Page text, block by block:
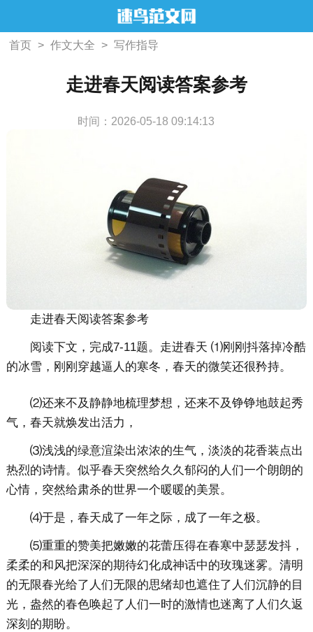
首页 > 作文大全 > 写作指导
走进春天阅读答案参考
时间：2026-05-18 09:14:13
走进春天阅读答案参考
阅读下文，完成7-11题。走进春天 ⑴刚刚抖落掉冷酷
的冰雪，刚刚穿越逼人的寒冬，春天的微笑还很矜持。
⑵还来不及静静地梳理梦想，还来不及铮铮地鼓起秀
气，春天就焕发出活力，
⑶浅浅的绿意渲染出浓浓的生气，淡淡的花香装点出
热烈的诗情。似乎春天突然给久久郁闷的人们一个朗朗的
心情，突然给肃杀的世界一个暖暖的美景。
⑷于是，春天成了一年之际，成了一年之极。
⑸重重的赞美把嫩嫩的花蕾压得在春寒中瑟瑟发抖，
柔柔的和风把深深的期待幻化成神话中的玫瑰迷雾。清明
的无限春光给了人们无限的思绪却也遮住了人们沉静的目
光，盎然的春色唤起了人们一时的激情也迷离了人们久返
深刻的期盼。